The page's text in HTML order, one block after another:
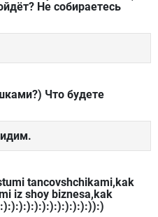
Не собираетесь
Что будете
tancovshchikami,kak
iz shoy biznesa,kak